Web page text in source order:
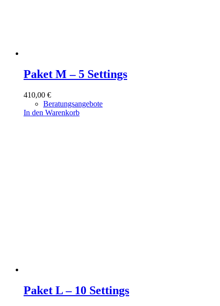
Paket M – 5 Settings
410,00 €
Beratungsangebote
In den Warenkorb
Paket L – 10 Settings